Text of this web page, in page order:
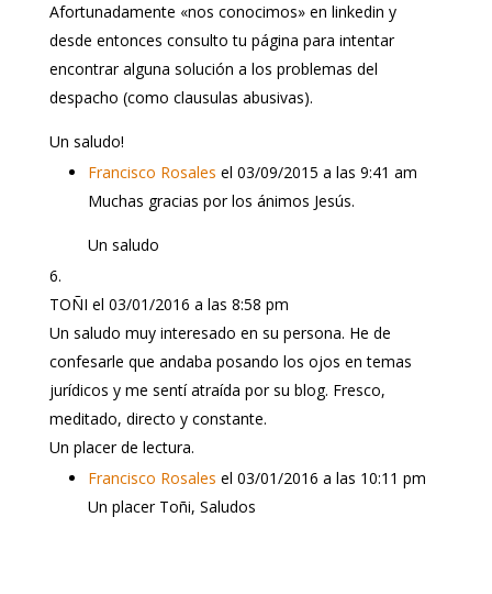
Afortunadamente «nos conocimos» en linkedin y
desde entonces consulto tu página para intentar
encontrar alguna solución a los problemas del
despacho (como clausulas abusivas).
Un saludo!
Francisco Rosales el 03/09/2015 a las 9:41 am
Muchas gracias por los ánimos Jesús.
Un saludo
TOÑI el 03/01/2016 a las 8:58 pm
Un saludo muy interesado en su persona. He de
confesarle que andaba posando los ojos en temas
jurídicos y me sentí atraída por su blog. Fresco,
meditado, directo y constante.
Un placer de lectura.
Francisco Rosales el 03/01/2016 a las 10:11 pm
Un placer Toñi, Saludos